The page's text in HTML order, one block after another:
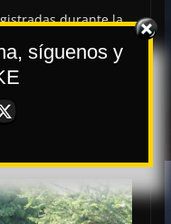
durante la
la
carretera en
síguenos y